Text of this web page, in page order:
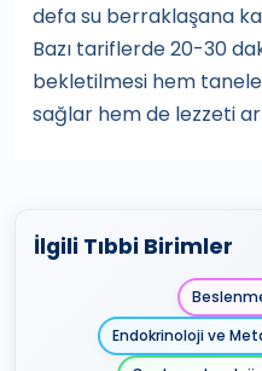
defa su berraklaşana
Bazı tariflerde 20-30
bekletilmesi hem
sağlar hem de lezzeti
İlgili Tıbbi Birimler
Endokrinoloji ve